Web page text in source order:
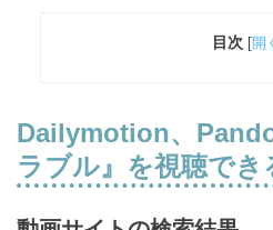
目次 [開
Dailymotion、
ラブル』を視聴でき